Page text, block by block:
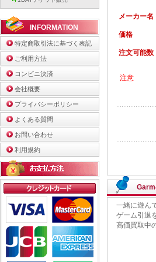
INFORMATION
特定商取引法に基づく表記
ご利用方法
コンビニ決済
会社概要
プライバシーポリシー
よくある質問
お問い合わせ
利用規約
メーカー名
価格
注文可能数
注意
Garm
一緒に遊ん
ゲーム引退
高価買取中